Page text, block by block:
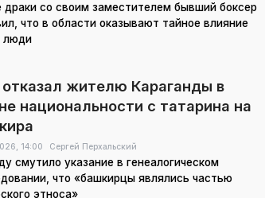
драки со своим заместителем бывший боксер
что в области оказывают тайное влияние
люди
жителю Караганды в
национальности с татарина на
14:00 Сергей Перхальский
смутило указание в генеалогическом
что «башкирцы являлись частью
этноса»